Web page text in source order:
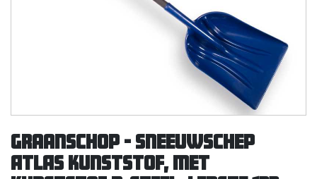
Graanschop - sneeuwschep
ATLAS kunststof, met